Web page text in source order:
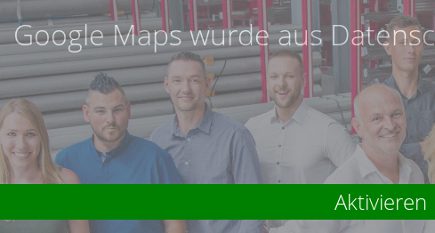
Google Maps wurde aus
Aktivieren